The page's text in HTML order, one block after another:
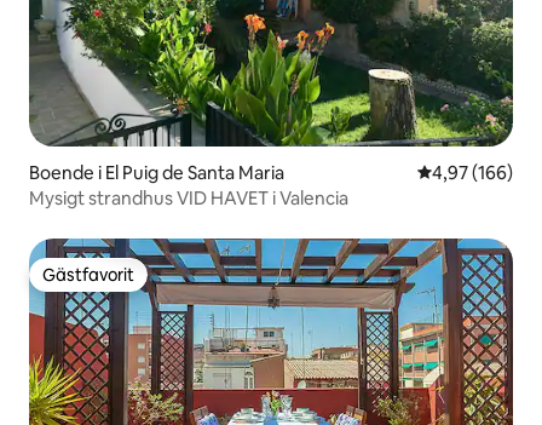
Boende i El Puig de Santa Maria 4,97 av 5 i
4,97 (166)
Mysigt strandhus VID HAVET i Valencia
Gästfavorit
Gästfavorit